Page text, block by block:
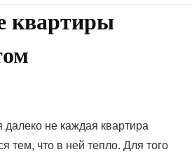
квартиры
не каждая квартира
тем, что в ней тепло. Для того